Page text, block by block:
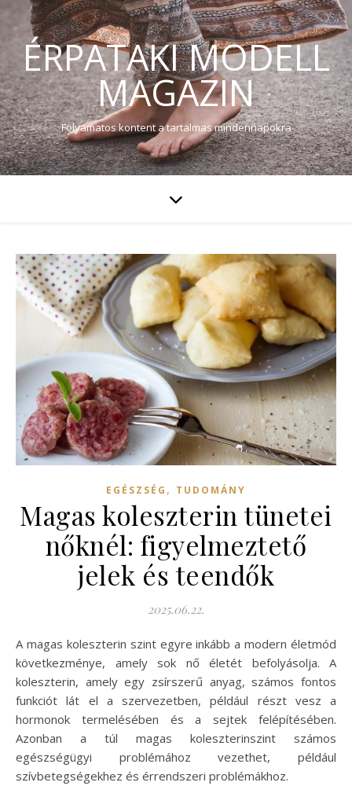
ÉRPATAKI MODELL
MAGAZIN
Folyamatos kontent a tartalmas mindennapokra
EGÉSZSÉG , TUDOMÁNY
Magas koleszterin tünetei
nőknél: figyelmeztető
jelek és teendők
2025.06.22.
A magas koleszterin szint egyre inkább a modern életmód
következménye, amely sok nő életét befolyásolja. A
koleszterin, amely egy zsírszerű anyag, számos fontos
funkciót lát el a szervezetben, például részt vesz a
hormonok termelésében és a sejtek felépítésében.
Azonban a túl magas koleszterinszint számos
egészségügyi problémához vezethet, például
szívbetegségekhez és érrendszeri problémákhoz.